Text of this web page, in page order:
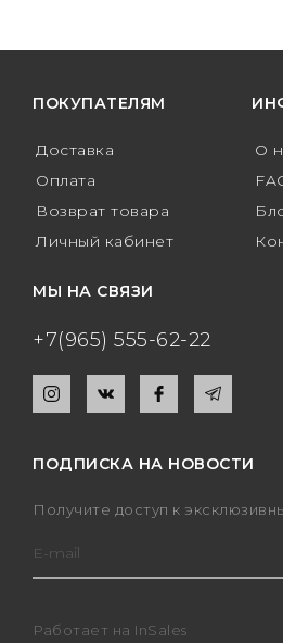
ПОКУПАТЕЛЯМ
Доставка
Оплата
Возврат товара
Личный кабинет
О
МЫ НА СВЯЗИ
+7(965) 555-62-22
ПОДПИСКА НА НОВОСТИ
Получите доступ к
Работает на InSales